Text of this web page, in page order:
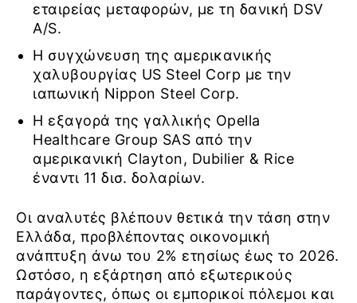
εταιρείας μεταφορών, με τη δανική DSV
A/S.
Η συγχώνευση της αμερικανικής
χαλυβουργίας US Steel Corp με την
ιαπωνική Nippon Steel Corp.
Η εξαγορά της γαλλικής Opella
Healthcare Group SAS από την
αμερικανική Clayton, Dubilier & Rice
έναντι 11 δισ. δολαρίων.
Οι αναλυτές βλέπουν θετικά την τάση στην
Ελλάδα, προβλέποντας οικονομική
ανάπτυξη άνω του 2% ετησίως έως το 2026.
Ωστόσο, η εξάρτηση από εξωτερικούς
παράγοντες, όπως οι εμπορικοί πόλεμοι και